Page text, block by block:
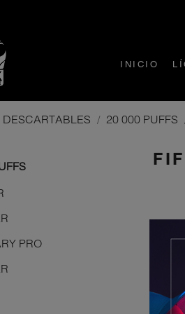
INICIO
DESCARTABLES 20 000 PUFFS
PRO